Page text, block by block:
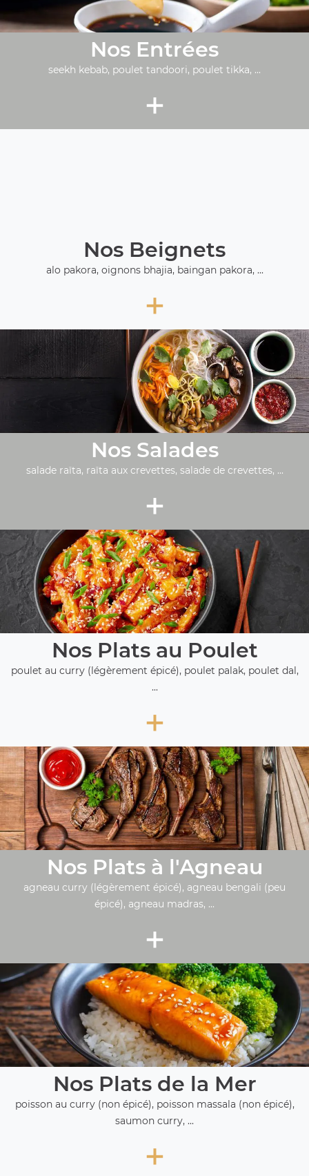
Nos Entrées
seekh kebab, poulet tandoori, poulet tikka, ...
+
Nos Beignets
alo pakora, oignons bhajia, baingan pakora, ...
+
Nos Salades
salade raïta, raïta aux crevettes, salade de crevettes, ...
+
Nos Plats au Poulet
poulet au curry (légèrement épicé), poulet palak, poulet dal,
...
+
Nos Plats à l'Agneau
agneau curry (légèrement épicé), agneau bengali (peu
épicé), agneau madras, ...
+
Nos Plats de la Mer
poisson au curry (non épicé), poisson massala (non épicé),
saumon curry, ...
+